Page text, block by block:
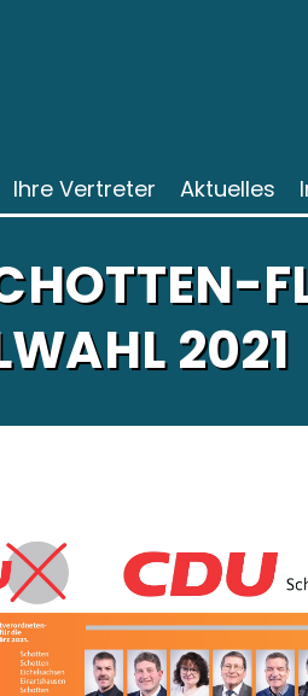
Ihre Vertreter Aktuelles
2021